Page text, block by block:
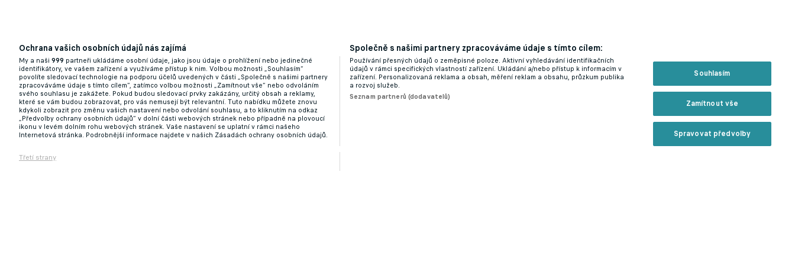
Česká stopa v Portugalsku ožívá. Obránce Brabec míří do klubu majitele Nottinghamu a
Olympiakosu
04.09.2025 11:18
Ochrana vašich osobních údajů nás zajímá
My a naši 999 partneři ukládáme osobní údaje, jako jsou údaje o prohlížení nebo jedinečné
identifikátory, ve vašem zařízení a využíváme přístup k nim. Volbou možnosti „Souhlasím“
povolíte sledovací technologie na podporu účelů uvedených v části „Společně s našimi partnery
zpracováváme údaje s tímto cílem“, zatímco volbou možnosti „Zamítnout vše“ nebo odvoláním
svého souhlasu je zakážete. Pokud budou sledovací prvky zakázány, určitý obsah a reklamy,
které se vám budou zobrazovat, pro vás nemusejí být relevantní. Tuto nabídku můžete znovu
kdykoli zobrazit pro změnu vašich nastavení nebo odvolání souhlasu, a to kliknutím na odkaz
„Předvolby ochrany osobních údajů“ v dolní části webových stránek nebo případně na plovoucí
ikonu v levém dolním rohu webových stránek. Vaše nastavení se uplatní v rámci našeho
Internetová stránka. Podrobnější informace najdete v našich Zásadách ochrany osobních údajů.
Třetí strany
Společně s našimi partnery zpracováváme údaje s tímto cílem:
Používání přesných údajů o zeměpisné poloze. Aktivní vyhledávání identifikačních
údajů v rámci specifických vlastností zařízení. Ukládání a/nebo přístup k informacím v
zařízení. Personalizovaná reklama a obsah, měření reklam a obsahu, průzkum publika
a rozvoj služeb.
Seznam partnerů (dodavatelů)
Souhlasím
Zamítnout vše
Spravovat předvolby